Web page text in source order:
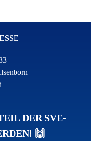
DER SVE-
🙌